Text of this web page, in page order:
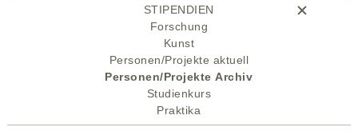
STIPENDIEN
Forschung
Kunst
Personen/Projekte aktuell
Personen/Projekte Archiv
Studienkurs
Praktika